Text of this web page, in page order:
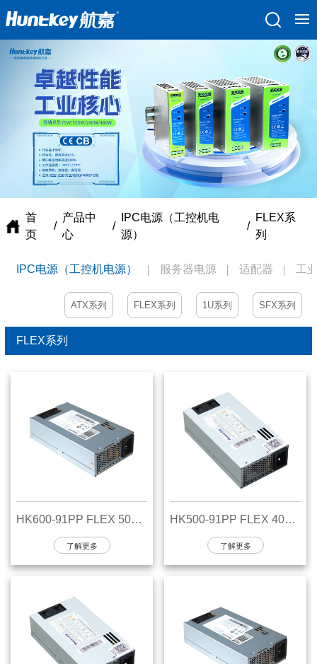
首
页
/
产品中
心
/
IPC电源（工控机电
源）
/
FLEX系
列
IPC电源（工控机电源） 服务器电源 适配器 工
ATX系列 FLEX系列 1U系列 SFX系列
FLEX系列
HK600-91PP FLEX 500W电源
了解更多
HK500-91PP FLEX 400W电源
了解更多